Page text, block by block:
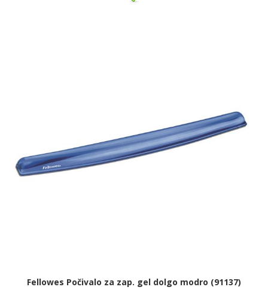
Fellowes Počivalo za zap. gel dolgo modro (91137)